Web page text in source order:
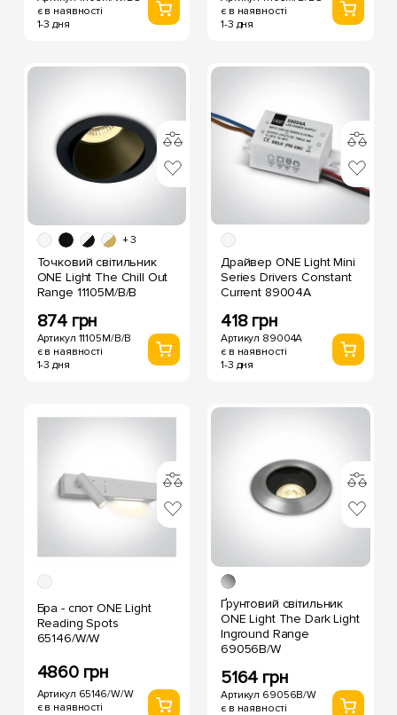
є в наявності
1-3 дня
є в наявності
1-3 дня
+ 3
Точковий світильник
ONE Light The Chill Out
Range 11105M/B/B
874 грн
Артикул 11105M/B/B
є в наявності
1-3 дня
Драйвер ONE Light Mini
Series Drivers Constant
Current 89004A
418 грн
Артикул 89004A
є в наявності
1-3 дня
Бра - спот ONE Light
Reading Spots
65146/W/W
4860 грн
Артикул 65146/W/W
є в наявності
Ґрунтовий світильник
ONE Light The Dark Light
Inground Range
69056B/W
5164 грн
Артикул 69056B/W
є в наявності